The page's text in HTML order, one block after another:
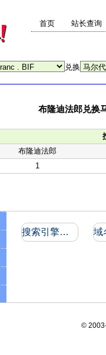
首页 站长查询
兑换
布隆迪法郎兑换
布隆迪法郎
1
搜索引擎收录和反向链接
©